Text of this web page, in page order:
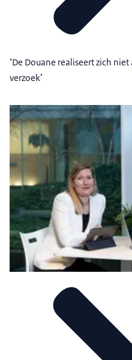
‘De Douane realiseert zich
verzoek’